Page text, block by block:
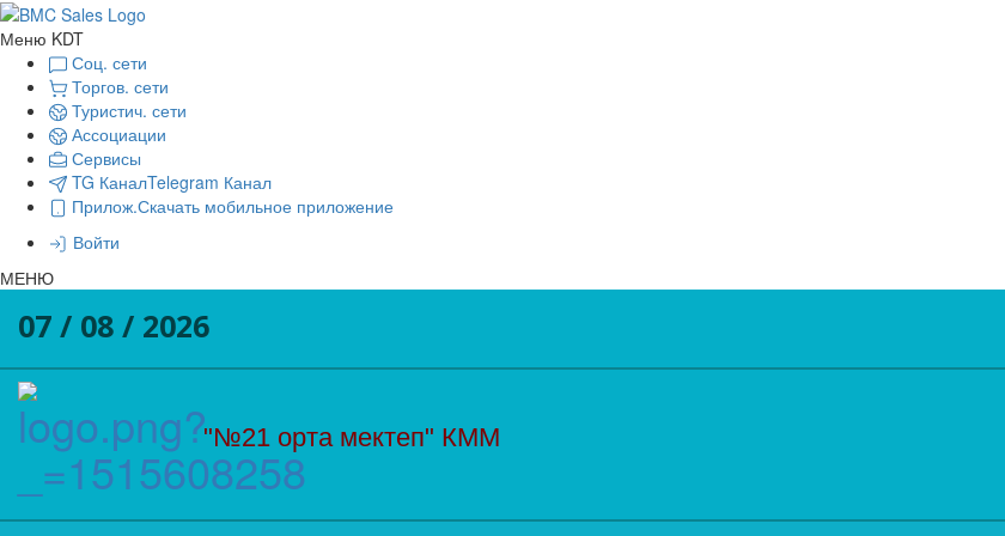
Меню KDT
Соц. сети
Торгов. сети
Туристич. сети
Ассоциации
Сервисы
TG КаналTelegram Канал
Прилож.Скачать мобильное приложение
Войти
МЕНЮ
07 / 08 / 2026
"№21 орта мектеп" КММ